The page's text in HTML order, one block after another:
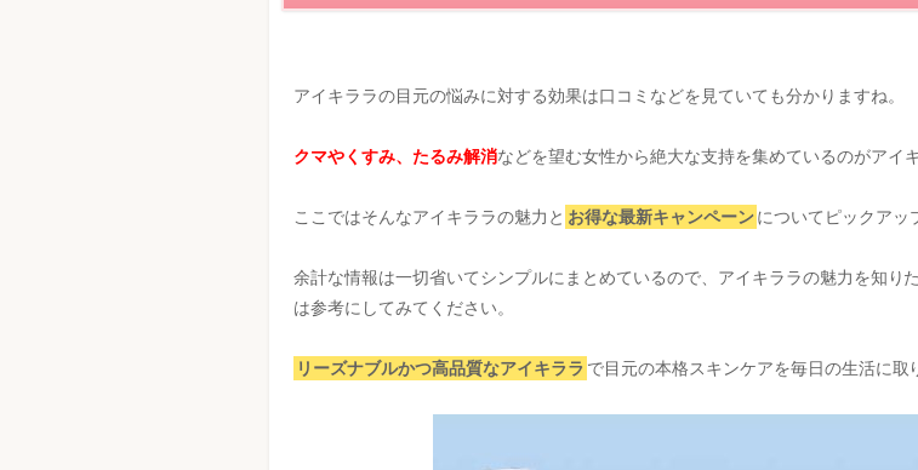
アイキララの目元の悩みに対する効果は口コミなどを見ていても分かりますね。
クマやくすみ、たるみ解消などを望む女性から絶大な支持を集めているのがアイ
ここではそんなアイキララの魅力と お得な最新キャンペーン についてピックアッ
余計な情報は一切省いてシンプルにまとめているので、アイキララの魅力を知りた
は参考にしてみてください。
リーズナブルかつ高品質なアイキララ で目元の本格スキンケアを毎日の生活に取